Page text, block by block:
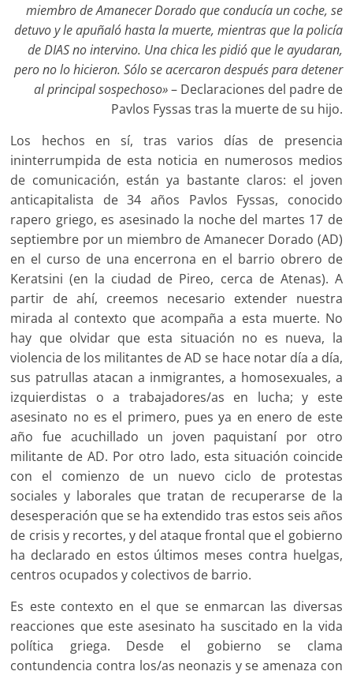
miembro de Amanecer Dorado que conducía un coche, se
detuvo y le apuñaló hasta la muerte, mientras que la policía
de DIAS no intervino. Una chica les pidió que le ayudaran,
pero no lo hicieron. Sólo se acercaron después para detener
al principal sospechoso»– Declaraciones del padre de
Pavlos Fyssas tras la muerte de su hijo.
Los hechos en sí, tras varios días de presencia
ininterrumpida de esta noticia en numerosos medios
de comunicación, están ya bastante claros: el joven
anticapitalista de 34 años Pavlos Fyssas, conocido
rapero griego, es asesinado la noche del martes 17 de
septiembre por un miembro de Amanecer Dorado (AD)
en el curso de una encerrona en el barrio obrero de
Keratsini (en la ciudad de Pireo, cerca de Atenas). A
partir de ahí, creemos necesario extender nuestra
mirada al contexto que acompaña a esta muerte. No
hay que olvidar que esta situación no es nueva, la
violencia de los militantes de AD se hace notar día a día,
sus patrullas atacan a inmigrantes, a homosexuales, a
izquierdistas o a trabajadores/as en lucha; y este
asesinato no es el primero, pues ya en enero de este
año fue acuchillado un joven paquistaní por otro
militante de AD. Por otro lado, esta situación coincide
con el comienzo de un nuevo ciclo de protestas
sociales y laborales que tratan de recuperarse de la
desesperación que se ha extendido tras estos seis años
de crisis y recortes, y del ataque frontal que el gobierno
ha declarado en estos últimos meses contra huelgas,
centros ocupados y colectivos de barrio.
Es este contexto en el que se enmarcan las diversas
reacciones que este asesinato ha suscitado en la vida
política griega. Desde el gobierno se clama
contundencia contra los/as neonazis y se amenaza con